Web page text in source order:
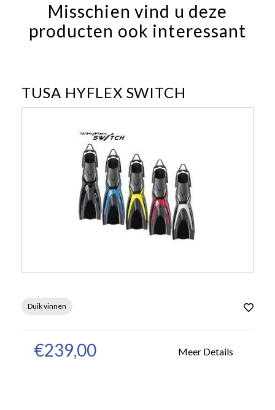
Misschien vind u deze
producten ook interessant
TUSA HYFLEX SWITCH
Duik vinnen
€239,00 Meer Details